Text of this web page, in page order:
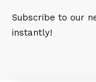
Subscribe to our
instantly!